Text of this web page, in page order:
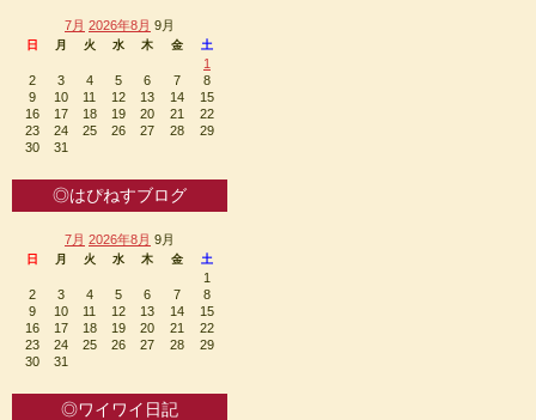
7月 2026年8月 9月
日 月 火 水 木 金 土
1
2
3 4 5 6 7
8
9
10 11 12 13 14
15
16
17 18 19 20 21
22
23
24 25 26 27 28
29
30
31
◎はぴねすブログ
7月 2026年8月 9月
日 月 火 水 木 金 土
1
2
3 4 5 6 7
8
9
10 11 12 13 14
15
16
17 18 19 20 21
22
23
24 25 26 27 28
29
30
31
◎ワイワイ日記